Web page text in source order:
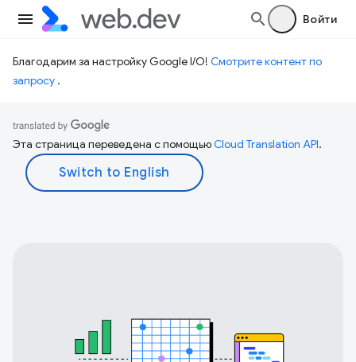
Войти
Благодарим за настройку Google I/O! Смотрите контент по
запросу .
Эта страница переведена с помощьюCloud Translation API.